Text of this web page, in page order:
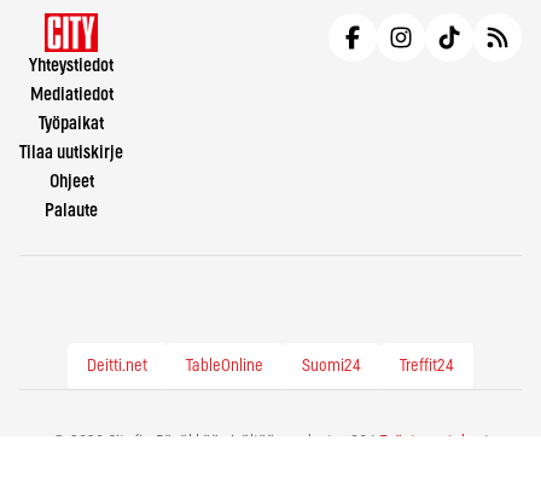
Yhteystiedot
Mediatiedot
Työpaikat
Tilaa uutiskirje
Ohjeet
Palaute
Deitti.net TableOnline Suomi24 Treffit24